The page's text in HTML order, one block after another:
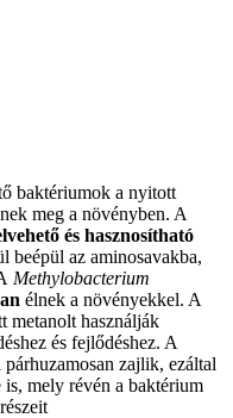
baktériumok a nyitott
meg a növényben. A
és hasznosítható
beépül az aminosavakba,
Methylobacterium
élnek a növényekkel. A
metanolt használják
és fejlődéshez. A
zajlik, ezáltal
mely révén a baktérium